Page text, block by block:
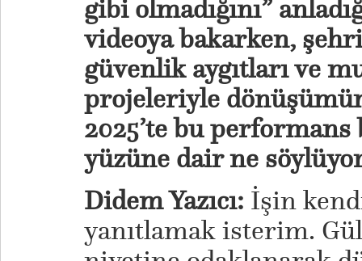
gibi olmadığını”
videoya bakarken,
güvenlik aygıtları ve
projeleriyle
2025’te bu
yüzüne dair ne
Didem Yazıcı: İşin
yanıtlamak isterim.